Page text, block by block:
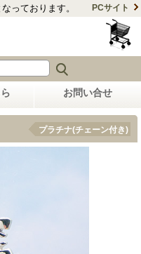
っております。 PCサイト
お問い合せ
プラチナ(チェーン付き)